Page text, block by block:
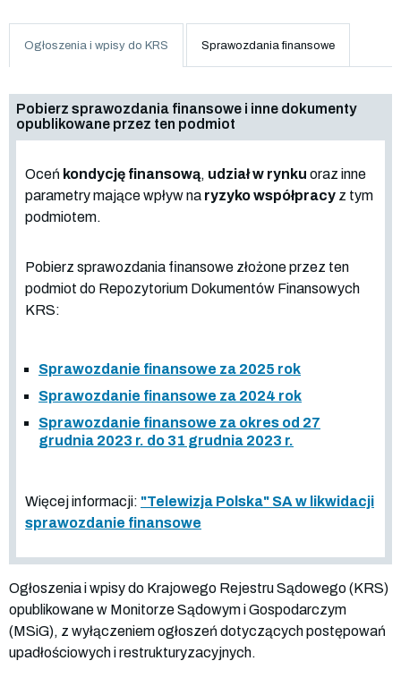
Ogłoszenia i wpisy do KRS Sprawozdania finansowe
Pobierz sprawozdania finansowe i inne dokumenty
opublikowane przez ten podmiot
Oceń kondycję finansową, udział w rynku oraz inne
parametry mające wpływ na ryzyko współpracy z tym
podmiotem.
Pobierz sprawozdania finansowe złożone przez ten
podmiot do Repozytorium Dokumentów Finansowych
KRS:
Sprawozdanie finansowe za 2025 rok
Sprawozdanie finansowe za 2024 rok
Sprawozdanie finansowe za okres od 27
grudnia 2023 r. do 31 grudnia 2023 r.
Więcej informacji: "Telewizja Polska" SA w likwidacji
sprawozdanie finansowe
Ogłoszenia i wpisy do Krajowego Rejestru Sądowego (KRS)
opublikowane w Monitorze Sądowym i Gospodarczym
(MSiG), z wyłączeniem ogłoszeń dotyczących postępowań
upadłościowych i restrukturyzacyjnych.